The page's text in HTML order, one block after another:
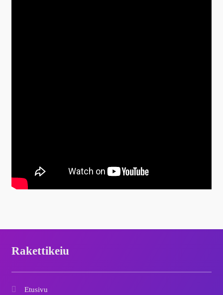
Rakettikeiu
Etusivu